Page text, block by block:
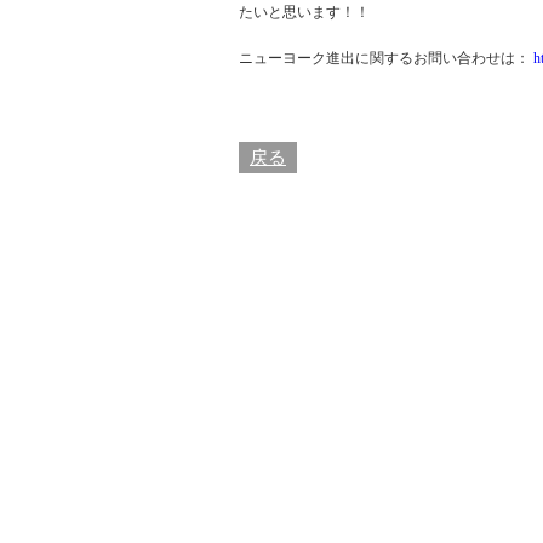
たいと思います！！
ニューヨーク進出に関するお問い合わせは：
戻る